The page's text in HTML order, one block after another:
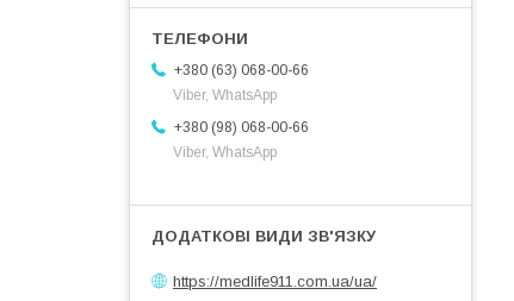
+380 (63) 068-00-66
Viber, WhatsApp
+380 (98) 068-00-66
Viber, WhatsApp
https://medlife911.com.ua/ua/